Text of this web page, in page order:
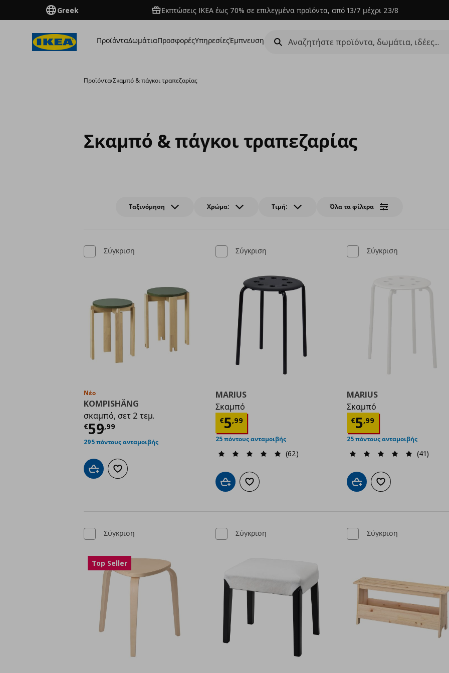
Greek Εκπτώσεις IKEA έως 70% σε επιλεγμένα προϊόντα, από 13/7 μέχρι 23/8
ΠροϊόνταΔωμάτιαΠροσφορέςΥπηρεσίεςΈμπνευση
Προϊόντα›Σκαμπό & πάγκοι τραπεζαρίας
Σκαμπό & πάγκοι τραπεζαρίας
Ταξινόμηση Χρώμα: Τιμή: Όλα τα φίλτρα
Σύγκριση
Νέο
KOMPISHÄNG
σκαμπό, σετ 2 τεμ.
€59,99
Τρέχουσα τιμή € 59,99
295 πόντους ανταμοιβής
Προσθήκη στο καλάθι
Προσθήκη στα αγαπημένα
Σύγκριση
MARIUS
Σκαμπό
€5,99
Τρέχουσα τιμή € 5,99
25 πόντους ανταμοιβής
(62)
Προσθήκη στο καλάθι
Προσθήκη στα αγαπημένα
Σύγκριση
MARIUS
Σκαμπό
€5,99
Τρέχουσα τιμή
25 πόντους ανταμοιβής
(41)
Προσθήκη στο καλάθι
Προσθήκη στα
Σύγκριση
Top Seller
Σύγκριση Σύγκριση